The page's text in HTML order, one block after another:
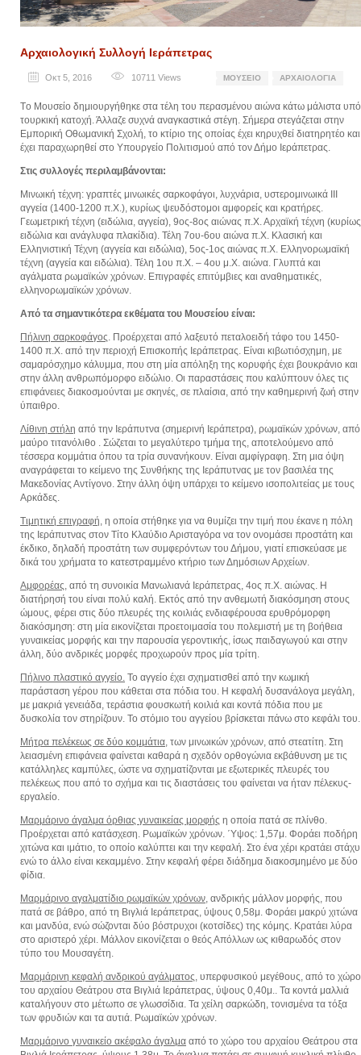
Αρχαιολογική Συλλογή Ιεράπετρας
Οκτ 5, 2016 10711 Views ΜΟΥΣΕΊΟ ΑΡΧΑΙΟΛΟΓΊΑ
Tο Μουσείο δημιουργήθηκε στα τέλη του περασμένου αιώνα κάτω μάλιστα υπό
τουρκική κατοχή. Άλλαζε συχνά αναγκαστικά στέγη. Σήμερα στεγάζεται στην
Εμπορική Οθωμανική Σχολή, το κτίριο της οποίας έχει κηρυχθεί διατηρητέο και
έχει παραχωρηθεί στο Υπουργείο Πολιτισμού από τον Δήμο Ιεράπετρας.
Στις συλλογές περιλαμβάνονται:
Μινωική τέχνη: γραπτές μινωικές σαρκοφάγοι, λυχνάρια, υστερομινωικά ΙΙΙ
αγγεία (1400-1200 π.Χ.), κυρίως ψευδόστομοι αμφορείς και κρατήρες.
Γεωμετρική τέχνη (ειδώλια, αγγεία), 9ος-8ος αιώνας π.Χ. Αρχαϊκή τέχνη (κυρίως
ειδώλια και ανάγλυφα πλακίδια). Τέλη 7ου-6ου αιώνα π.Χ. Κλασική και
Ελληνιστική Τέχνη (αγγεία και ειδώλια), 5ος-1ος αιώνας π.Χ. Ελληνορωμαϊκή
τέχνη (αγγεία και ειδώλια). Τέλη 1ου π.Χ. – 4ου μ.Χ. αιώνα. Γλυπτά και
αγάλματα ρωμαϊκών χρόνων. Επιγραφές επιτύμβιες και αναθηματικές,
ελληνορωμαϊκών χρόνων.
Aπό τα σημαντικότερα εκθέματα του Μουσείου είναι:
Πήλινη σαρκοφάγος. Προέρχεται από λαξευτό πεταλοειδή τάφο του 1450-
1400 π.Χ. από την περιοχή Επισκοπής Ιεράπετρας. Είναι κιβωτιόσχημη, με
σαμαρόσχημο κάλυμμα, που στη μία απόληξη της κορυφής έχει βουκράνιο και
στην άλλη ανθρωπόμορφο ειδώλιο. Οι παραστάσεις που καλύπτουν όλες τις
επιφάνειες διακοσμούνται με σκηνές, σε πλαίσια, από την καθημερινή ζωή στην
ύπαιθρο.
Λίθινη στήλη από την Ιεράπυτνα (σημερινή Ιεράπετρα), ρωμαϊκών χρόνων, από
μαύρο τιτανόλιθο . Σώζεται το μεγαλύτερο τμήμα της, αποτελούμενο από
τέσσερα κομμάτια όπου τα τρία συνανήκουν. Είναι αμφίγραφη. Στη μια όψη
αναγράφεται το κείμενο της Συνθήκης της Ιεράπυτνας με τον βασιλέα της
Μακεδονίας Αντίγονο. Στην άλλη όψη υπάρχει το κείμενο ισοπολιτείας με τους
Αρκάδες.
Τιμητική επιγραφή, η οποία στήθηκε για να θυμίζει την τιμή που έκανε η πόλη
της Ιεράπυτνας στον Τίτο Κλαύδιο Αρισταγόρα να τον ονομάσει προστάτη και
έκδικο, δηλαδή προστάτη των συμφερόντων του Δήμου, γιατί επισκεύασε με
δικά του χρήματα το κατεστραμμένο κτήριο των Δημόσιων Αρχείων.
Αμφορέας, από τη συνοικία Μανωλιανά Ιεράπετρας, 4ος π.Χ. αιώνας. Η
διατήρησή του είναι πολύ καλή. Εκτός από την ανθεμωτή διακόσμηση στους
ώμους, φέρει στις δύο πλευρές της κοιλιάς ενδιαφέρουσα ερυθρόμορφη
διακόσμηση: στη μία εικονίζεται προετοιμασία του πολεμιστή με τη βοήθεια
γυναικείας μορφής και την παρουσία γεροντικής, ίσως παιδαγωγού και στην
άλλη, δύο ανδρικές μορφές προχωρούν προς μία τρίτη.
Πήλινο πλαστικό αγγείο. Το αγγείο έχει σχηματισθεί από την κωμική
παράσταση γέρου που κάθεται στα πόδια του. Η κεφαλή δυσανάλογα μεγάλη,
με μακριά γενειάδα, τεράστια φουσκωτή κοιλιά και κοντά πόδια που με
δυσκολία τον στηρίζουν. Το στόμιο του αγγείου βρίσκεται πάνω στο κεφάλι του.
Μήτρα πελέκεως σε δύο κομμάτια, των μινωικών χρόνων, από στεατίτη. Στη
λειασμένη επιφάνεια φαίνεται καθαρά η σχεδόν ορθογώνια εκβάθυνση με τις
κατάλληλες καμπύλες, ώστε να σχηματίζονται με εξωτερικές πλευρές του
πελέκεως που από το σχήμα και τις διαστάσεις του φαίνεται να ήταν πέλεκυς-
εργαλείο.
Μαρμάρινο άγαλμα όρθιας γυναικείας μορφής η οποία πατά σε πλίνθο.
Προέρχεται από κατάσχεση. Ρωμαϊκών χρόνων. ΄Υψος: 1,57μ. Φοράει ποδήρη
χιτώνα και ιμάτιο, το οποίο καλύπτει και την κεφαλή. Στο ένα χέρι κρατάει στάχυ
ενώ το άλλο είναι κεκαμμένο. Στην κεφαλή φέρει διάδημα διακοσμημένο με δύο
φίδια.
Μαρμάρινο αγαλματίδιο ρωμαϊκών χρόνων, ανδρικής μάλλον μορφής, που
πατά σε βάθρο, από τη Βιγλιά Ιεράπετρας, ύψους 0,58μ. Φοράει μακρύ χιτώνα
και μανδύα, ενώ σώζονται δύο βόστρυχοι (κοτσίδες) της κόμης. Κρατάει λύρα
στο αριστερό χέρι. Μάλλον εικονίζεται ο θεός Απόλλων ως κιθαρωδός στον
τύπο του Μουσαγέτη.
Μαρμάρινη κεφαλή ανδρικού αγάλματος, υπερφυσικού μεγέθους, από το χώρο
του αρχαίου Θεάτρου στα Βιγλιά Ιεράπετρας, ύψους 0,40μ.. Τα κοντά μαλλιά
καταλήγουν στο μέτωπο σε γλωσσίδια. Τα χείλη σαρκώδη, τονισμένα τα τόξα
των φρυδιών και τα αυτιά. Ρωμαϊκών χρόνων.
Μαρμάρινο γυναικείο ακέφαλο άγαλμα από το χώρο του αρχαίου Θεάτρου στα